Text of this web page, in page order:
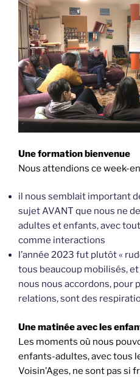
Une formation bienvenue
Nous attendions ce week-
il nous semblait important
sujet AVANT que nous ne
adultes et enfants, avec
comme interactions
l’année 2023 fut plutôt «
tous beaucoup mobilisés,
nous nous accordons, pour
relations, sont des
Une matinée avec les
Les moments où nous
enfants-adultes, avec tous
Voisin’Ages, ne sont pas si